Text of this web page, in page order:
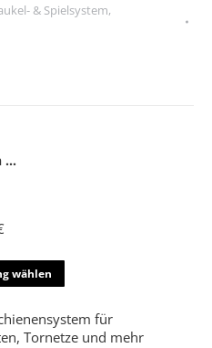
& Spielsystem,
…
wählen
Produkt
weist
mehrere
für
Tornetze und mehr